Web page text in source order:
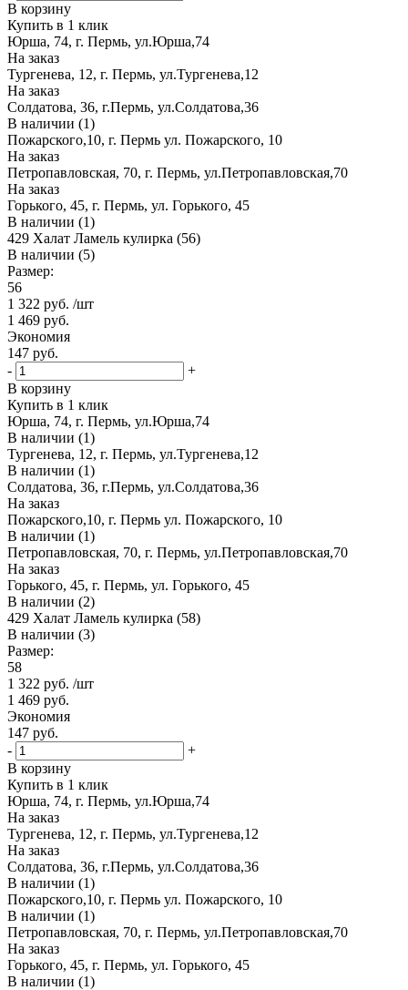
В корзину
Купить в 1 клик
Юрша, 74, г. Пермь, ул.Юрша,74
На заказ
Тургенева, 12, г. Пермь, ул.Тургенева,12
На заказ
Солдатова, 36, г.Пермь, ул.Солдатова,36
В наличии (1)
Пожарского,10, г. Пермь ул. Пожарского, 10
На заказ
Петропавловская, 70, г. Пермь, ул.Петропавловская,70
На заказ
Горького, 45, г. Пермь, ул. Горького, 45
В наличии (1)
429 Халат Ламель кулирка (56)
В наличии (5)
Размер:
56
1 322 руб. /шт
1 469 руб.
Экономия
147 руб.
-
+
В корзину
Купить в 1 клик
Юрша, 74, г. Пермь, ул.Юрша,74
В наличии (1)
Тургенева, 12, г. Пермь, ул.Тургенева,12
В наличии (1)
Солдатова, 36, г.Пермь, ул.Солдатова,36
На заказ
Пожарского,10, г. Пермь ул. Пожарского, 10
В наличии (1)
Петропавловская, 70, г. Пермь, ул.Петропавловская,70
На заказ
Горького, 45, г. Пермь, ул. Горького, 45
В наличии (2)
429 Халат Ламель кулирка (58)
В наличии (3)
Размер:
58
1 322 руб. /шт
1 469 руб.
Экономия
147 руб.
-
+
В корзину
Купить в 1 клик
Юрша, 74, г. Пермь, ул.Юрша,74
На заказ
Тургенева, 12, г. Пермь, ул.Тургенева,12
На заказ
Солдатова, 36, г.Пермь, ул.Солдатова,36
В наличии (1)
Пожарского,10, г. Пермь ул. Пожарского, 10
В наличии (1)
Петропавловская, 70, г. Пермь, ул.Петропавловская,70
На заказ
Горького, 45, г. Пермь, ул. Горького, 45
В наличии (1)